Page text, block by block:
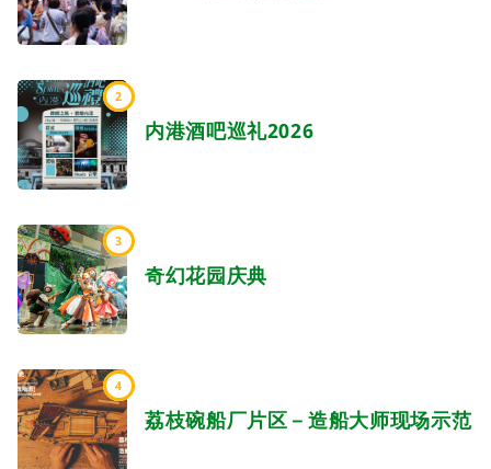
2
内港酒吧巡礼2026
3
奇幻花园庆典
4
荔枝碗船厂片区－造船大师现场示范